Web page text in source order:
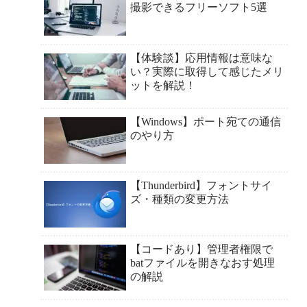
撮影できるフリーソフト5選
【体験談】応用情報は意味な
い？実際に取得して感じたメリ
ットを解説！
【Windows】ポート宛ての通信
のやり方
【Thunderbird】フォントサイ
ズ・種類の変更方法
【コードあり】管理者権限で
batファイルを開きなおす処理
の解説